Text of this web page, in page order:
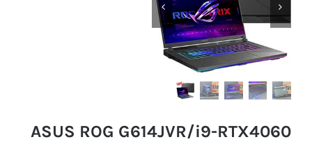
ASUS ROG G614JVR/i9-RTX4060